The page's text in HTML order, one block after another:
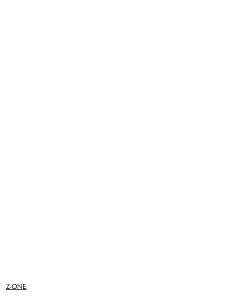
NAZWA
PRODUCENTA:
Z-ONE